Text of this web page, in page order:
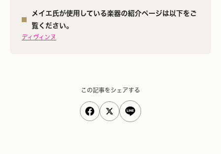
メイエ氏が使用している楽器の紹介ページは以下をご
覧ください。
ディヴィンヌ
この記事をシェアする